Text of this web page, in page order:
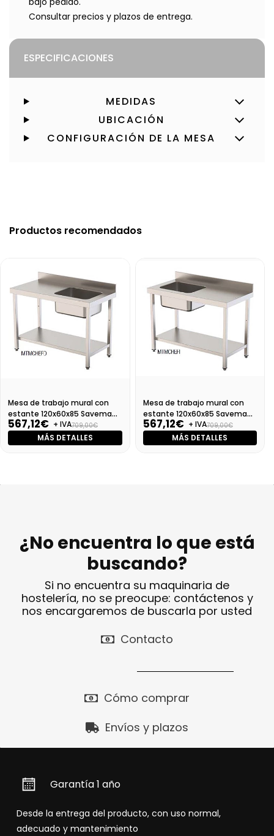
Consultar precios y plazos de entrega.
ESPECIFICACIONES
MEDIDAS
UBICACIÓN
CONFIGURACIÓN DE LA MESA
Productos recomendados
Mesa de trabajo mural con
estante 120x60x85 Savemah
Seno derecha
567,12€ + IVA709,00€
MÁS DETALLES
Mesa de trabajo mural con
estante 120x60x85 Savemah
Seno izquierda
567,12€ + IVA709,00€
MÁS DETALLES
¿No encuentra lo que está
buscando?
Si no encuentra su maquinaria de
hostelería, no se preocupe: contáctenos y
nos encargaremos de buscarla por usted
Contacto
Cómo comprar
Envíos y plazos
Garantía 1 año
Desde la entrega del producto, con uso normal,
adecuado y mantenimiento